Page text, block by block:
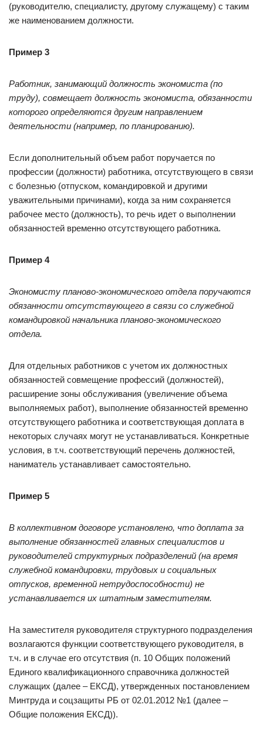
(руководителю, специалисту, другому служащему) с таким
же наименованием должности.
Пример 3
Работник, занимающий должность экономиста (по
труду), совмещает должность экономиста, обязанности
которого определяются другим направлением
деятельности (например, по планированию).
Если дополнительный объем работ поручается по
профессии (должности) работника, отсутствующего в связи
с болезнью (отпуском, командировкой и другими
уважительными причинами), когда за ним сохраняется
рабочее место (должность), то речь идет о выполнении
обязанностей временно отсутствующего работника.
Пример 4
Экономисту планово-экономического отдела поручаются
обязанности отсутствующего в связи со служебной
командировкой начальника планово-экономического
отдела.
Для отдельных работников с учетом их должностных
обязанностей совмещение профессий (должностей),
расширение зоны обслуживания (увеличение объема
выполняемых работ), выполнение обязанно­стей временно
отсутствующего работника и соответствующая доплата в
некоторых случаях могут не устанавливаться. Конкретные
условия, в т.ч. соответствующий перечень должностей,
наниматель устанавливает самостоятельно.
Пример 5
В коллективном договоре установлено, что доплата за
выполнение обязанностей главных специалистов и
руководителей структурных подразделений (на время
служебной командировки, трудовых и социальных
отпусков, временной нетрудоспособности) не
устанавливается их штатным заместителям.
На заместителя руководителя структурного подразделения
возлагаются функции соответствующего руководителя, в
т.ч. и в случае его отсутствия (п. 10 Общих положений
Единого квалификационного справочника должностей
служащих (далее – ЕКСД), утвержденных постановлением
Минтруда и соцзащиты РБ от 02.01.2012 №1 (далее –
Общие положения ЕКСД)).